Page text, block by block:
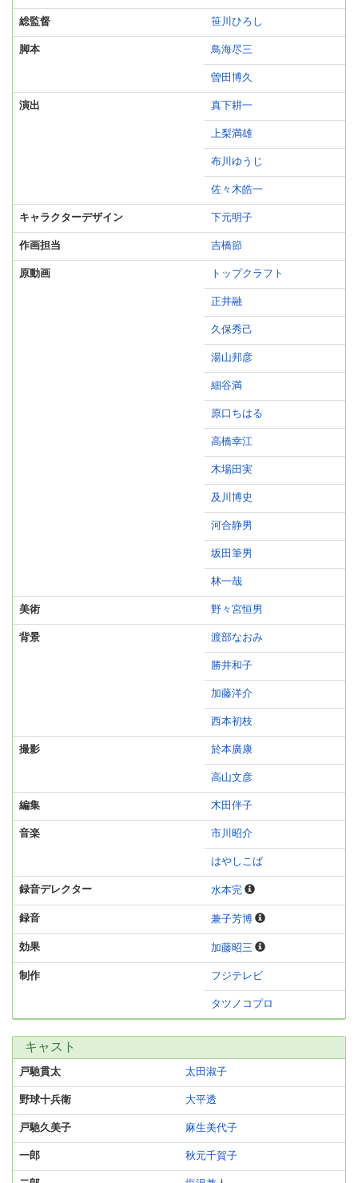
総監督 笹川ひろし
脚本 鳥海尽三
曽田博久
演出 真下耕一
上梨満雄
布川ゆうじ
佐々木皓一
キャラクターデザイン 下元明子
作画担当 吉橋節
原動画 トップクラフト
正井融
久保秀己
湯山邦彦
細谷満
原口ちはる
高橋幸江
木場田実
及川博史
河合静男
坂田筆男
林一哉
美術 野々宮恒男
背景 渡部なおみ
勝井和子
加藤洋介
西本初枝
撮影 於本廣康
高山文彦
編集 木田伴子
音楽 市川昭介
はやしこば
録音デレクター 水本完
録音 兼子芳博
効果 加藤昭三
制作 フジテレビ
タツノコプロ
キャスト
戸馳貫太 太田淑子
野球十兵衛 大平透
戸馳久美子 麻生美代子
一郎 秋元千賀子